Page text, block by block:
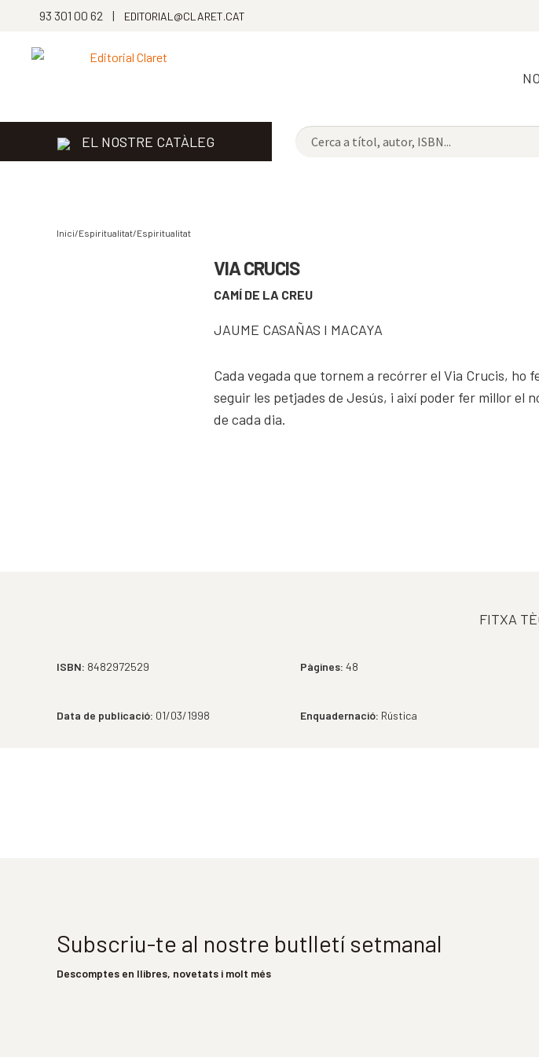
93 301 00 62 | EDITORIAL@CLARET.CAT
EL NOSTRE CATÀLEG
Inici/Espiritualitat/Espiritualitat
VIA CRUCIS
CAMÍ DE LA CREU
JAUME CASAÑAS I MACAYA
Cada vegada que tornem a recórrer el Via Crucis, ho
seguir les petjades de Jesús, i així poder fer millor el
de cada dia.
FITXA
ISBN: 8482972529
Data de publicació: 01/03/1998
Pàgines: 48
Enquadernació: Rústica
Subscriu-te al nostre butlletí setmanal
Descomptes en llibres, novetats i molt més